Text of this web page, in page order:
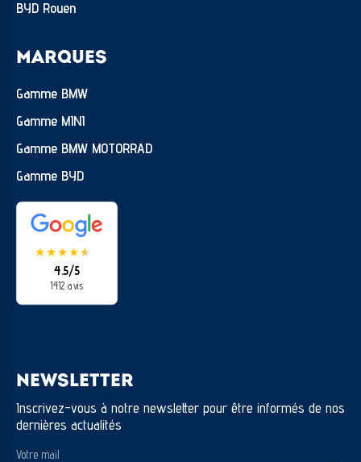
BYD Rouen
MARQUES
Gamme BMW
Gamme MINI
Gamme BMW MOTORRAD
Gamme BYD
★★★★★
★
4.5/5
1412 avis
NEWSLETTER
Inscrivez-vous à notre newsletter pour être informés de nos
dernières actualités
Votre mail